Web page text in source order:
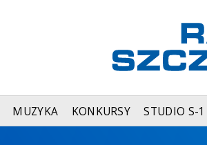
MUZYKA KONKURSY STUDIO S-1